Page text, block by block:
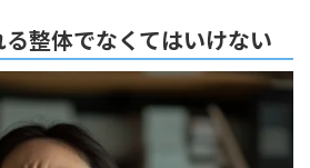
整体でなくてはいけない